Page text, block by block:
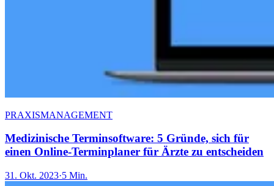
PRAXISMANAGEMENT
Medizinische Terminsoftware: 5 Gründe, sich für
einen Online-Terminplaner für Ärzte zu entscheiden
31. Okt. 2023·5 Min.